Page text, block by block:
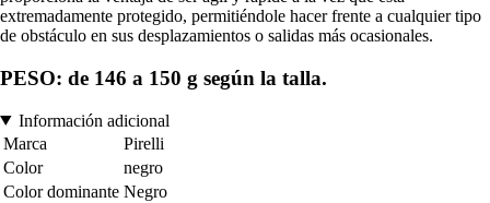
extremadamente protegido, permitiéndole hacer frente a cualquier tipo
de obstáculo en sus desplazamientos o salidas más ocasionales.
PESO: de 146 a 150 g según la talla.
Información adicional
Marca
Pirelli
Color
negro
Color dominante Negro